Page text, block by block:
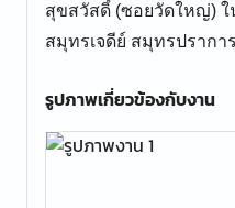
สุขสวัสดิ์ (ซอยวัดใหญ่) ใ
สมุทรเจดีย์ สมุทรปรากา
รูปภาพเกี่ยวข้องกับงาน